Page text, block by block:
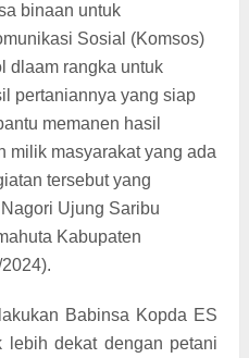
binaan untuk
Sosial (Komsos)
dlaam rangka untuk
pertaniannya yang siap
memanen hasil
milik masyarakat yang ada
tersebut yang
Ujung Saribu
Kabupaten
Babinsa Kopda ES
lebih dekat dengan petani